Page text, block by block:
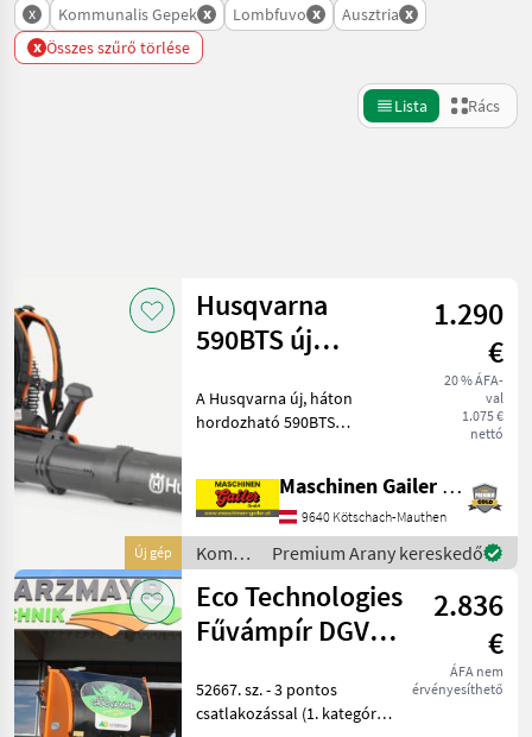
x Kommunalis Gepek x Lombfuvo x Ausztria x
x Összes szűrő törlése
Lista Rács
Kategória 3 Ország Szűrők
AKTUÁLIS
ÚTVONAL
Kommunális
gépek/eszközök
Kommunalis
Gepek
KATEGÓRIA
KIVÁLASZTÁSA
Stihl
4
Husqvarna
Visszaállítás
megjelenítése
Új gép
Husqvarna
590BTS új
kal nagyobb
1.290
€
20 % ÁFA-
val
1.075 €
nettó
A Husqvarna új, háton
hordozható 590BTS
és kisebb súlyával nyűgözi
le a felhasználókat - Motor:
79, 4 cm³-es kétütemű
Maschinen Gailer GmbH
9640 Kötschach-Mauthen
Kommunális
gépek /
Husqvarna
Premium Arany kereskedő
Eco Technologies
Fűvámpír DGV2-
2.836
€
ÁFA nem
érvényesíthető
52667. sz. - 3 pontos
csatlakozással (1. kategória)